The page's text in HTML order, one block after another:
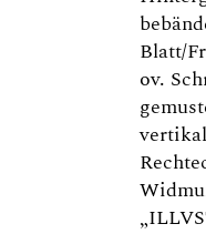
Blatt/
ov.